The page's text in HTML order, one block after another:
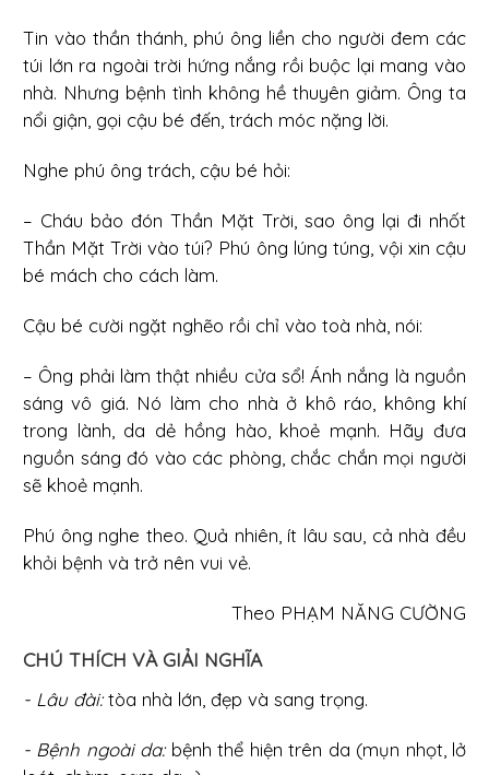
Tin vào thần thánh, phú ông liền cho người đem các
túi lớn ra ngoài trời hứng nắng rồi buộc lại mang vào
nhà. Nhưng bệnh tình không hề thuyên giảm. Ông ta
nổi giận, gọi cậu bé đến, trách móc nặng lời.
Nghe phú ông trách, cậu bé hỏi:
– Cháu bảo đón Thần Mặt Trời, sao ông lại đi nhốt
Thần Mặt Trời vào túi? Phú ông lúng túng, vội xin cậu
bé mách cho cách làm.
Cậu bé cười ngặt nghẽo rồi chỉ vào toà nhà, nói:
– Ông phải làm thật nhiều cửa sổ! Ánh nắng là nguồn
sáng vô giá. Nó làm cho nhà ở khô ráo, không khí
trong lành, da dẻ hồng hào, khoẻ mạnh. Hãy đưa
nguồn sáng đó vào các phòng, chắc chắn mọi người
sẽ khoẻ mạnh.
Phú ông nghe theo. Quả nhiên, ít lâu sau, cả nhà đều
khỏi bệnh và trở nên vui vẻ.
Theo PHẠM NĂNG CƯỜNG
CHÚ THÍCH VÀ GIẢI NGHĨA
- Lâu đài:tòa nhà lớn, đẹp và sang trọng.
- Bệnh ngoài da: bệnh thể hiện trên da (mụn nhọt, lở